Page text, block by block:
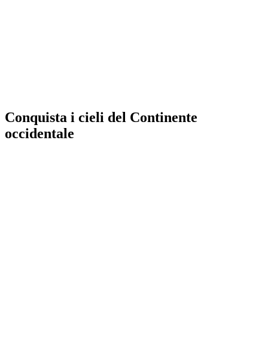
Conquista i cieli del Continente
occidentale